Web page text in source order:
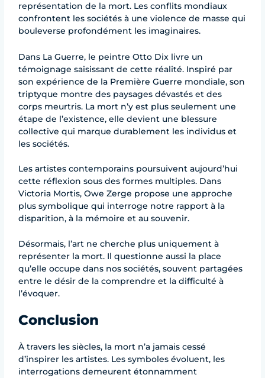
représentation de la mort. Les conflits mondiaux
confrontent les sociétés à une violence de masse qui
bouleverse profondément les imaginaires.
Dans La Guerre, le peintre Otto Dix livre un
témoignage saisissant de cette réalité. Inspiré par
son expérience de la Première Guerre mondiale, son
triptyque montre des paysages dévastés et des
corps meurtris. La mort n’y est plus seulement une
étape de l’existence, elle devient une blessure
collective qui marque durablement les individus et
les sociétés.
Les artistes contemporains poursuivent aujourd’hui
cette réflexion sous des formes multiples. Dans
Victoria Mortis, Owe Zerge propose une approche
plus symbolique qui interroge notre rapport à la
disparition, à la mémoire et au souvenir.
Désormais, l’art ne cherche plus uniquement à
représenter la mort. Il questionne aussi la place
qu’elle occupe dans nos sociétés, souvent partagées
entre le désir de la comprendre et la difficulté à
l’évoquer.
Conclusion
À travers les siècles, la mort n’a jamais cessé
d’inspirer les artistes. Les symboles évoluent, les
interrogations demeurent étonnamment